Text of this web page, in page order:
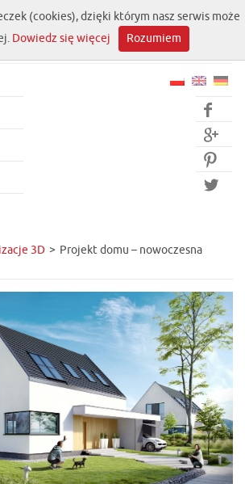




3D
Projekt domu – nowoczesna
(cookies), dzięki którym nasz serwis może
Dowiedz się więcej Rozumiem